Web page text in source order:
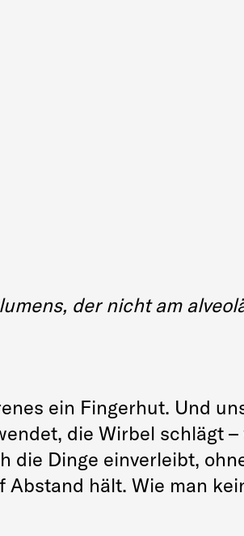
der nicht am
ein Fingerhut. Und
die Wirbel schlägt –
die Dinge einverleibt,
hält. Wie man